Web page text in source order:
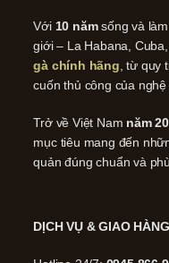
Với 10 nămsống và
giới – La Habana,
gà chính hãng, từ quy
cuốn thủ công của nghệ
Trở về Việt Nam năm
mục tiêu mang đến
quản đúng chuẩn và
DỊCH VỤ & GIAO HÀNG